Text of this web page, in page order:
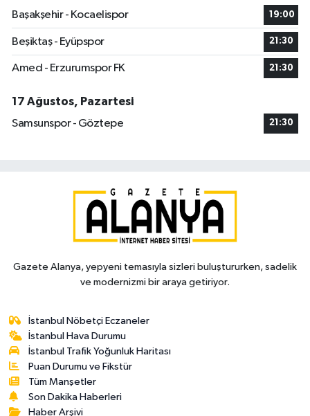
Başakşehir - Kocaelispor
19:00
Beşiktaş - Eyüpspor 21:30
Amed - Erzurumspor FK 21:30
17 Ağustos, Pazartesi
Samsunspor - Göztepe
21:30
Gazete Alanya, yepyeni temasıyla sizleri buluştururken, sadelik
ve modernizmi bir araya getiriyor.
İstanbul Nöbetçi Eczaneler
İstanbul Hava Durumu
İstanbul Trafik Yoğunluk Haritası
Puan Durumu ve Fikstür
Tüm Manşetler
Son Dakika Haberleri
Haber Arşivi